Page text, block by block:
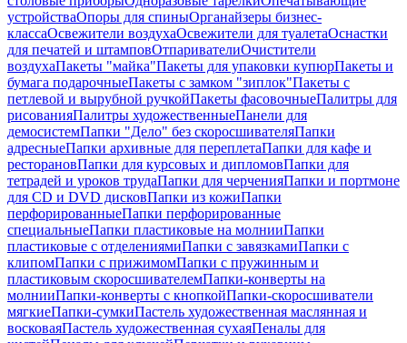
устройстваОпоры для спиныОрганайзеры бизнес-
классаОсвежители воздухаОсвежители для туалетаОснастки
для печатей и штамповОтпаривателиОчистители
воздухаПакеты "майка"Пакеты для упаковки купюрПакеты и
бумага подарочныеПакеты с замком "зиплок"Пакеты с
петлевой и вырубной ручкойПакеты фасовочныеПалитры для
рисованияПалитры художественныеПанели для
демосистемПапки "Дело" без скоросшивателяПапки
адресныеПапки архивные для переплетаПапки для кафе и
ресторановПапки для курсовых и дипломовПапки для
тетрадей и уроков трудаПапки для черченияПапки и портмоне
для CD и DVD дисковПапки из кожиПапки
перфорированныеПапки перфорированные
специальныеПапки пластиковые на молнииПапки
пластиковые с отделениямиПапки с завязкамиПапки с
клипомПапки с прижимомПапки с пружинным и
пластиковым скоросшивателемПапки-конверты на
молнииПапки-конверты с кнопкойПапки-скоросшиватели
мягкиеПапки-сумкиПастель художественная маслянная и
восковаяПастель художественная сухаяПеналы для